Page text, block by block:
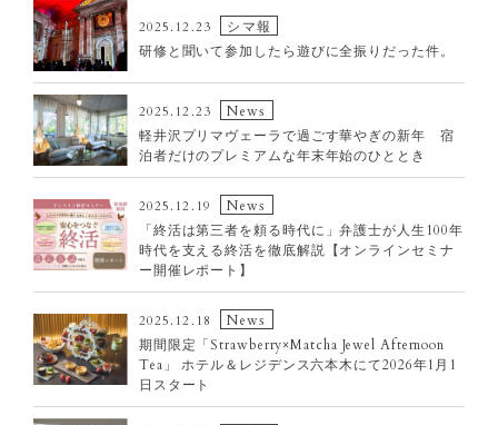
2025.12.23
シマ報
研修と聞いて参加したら遊びに全振りだった件。
2025.12.23
News
軽井沢プリマヴェーラで過ごす華やぎの新年 宿
泊者だけのプレミアムな年末年始のひととき
2025.12.19
News
「終活は第三者を頼る時代に」弁護士が人生100年
時代を支える終活を徹底解説【オンラインセミナ
ー開催レポート】
2025.12.18
News
期間限定「Strawberry×Matcha Jewel Afternoon
Tea」 ホテル＆レジデンス六本木にて2026年1月1
日スタート